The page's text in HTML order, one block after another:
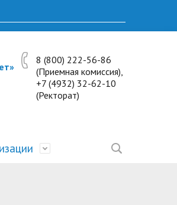
8 (800) 222-56-86
(Приемная комиссия),
+7 (4932) 32-62-10
(Ректорат)